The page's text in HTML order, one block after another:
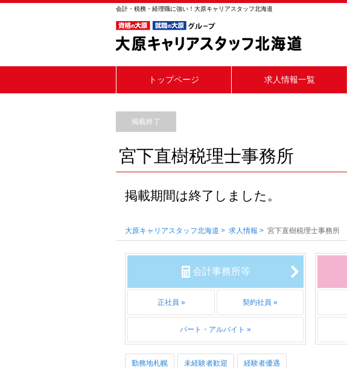
会計・税務・経理職に強い！大原キャリアスタッフ北海道
トップページ 求人情報一覧
掲載終了
宮下直樹税理士事務所
掲載期間は終了しました。
大原キャリアスタッフ北海道 求人情報 宮下直樹税理士事務所
会計事務所等
正社員 契約社員
パート・アルバイト
勤務地札幌 未経験者歓迎 経験者優遇